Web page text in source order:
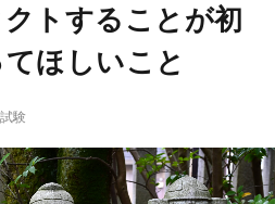
ー
HP
マ
筆
セ
トすることが初
ほしいこと
験